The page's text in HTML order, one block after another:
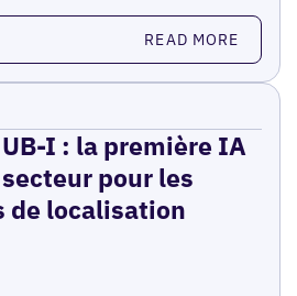
READ MORE
I : la première IA
pour les
de localisation